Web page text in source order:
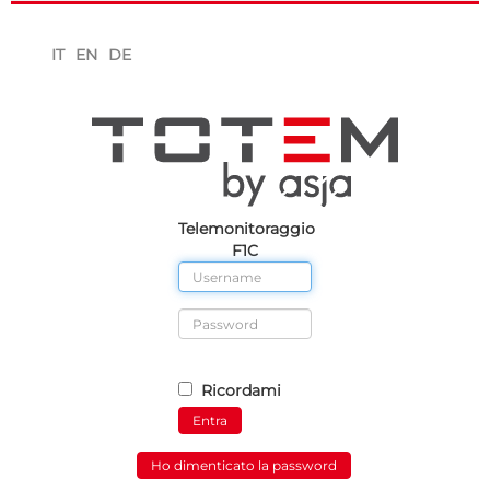
IT EN DE
Telemonitoraggio
F1C
Ricordami